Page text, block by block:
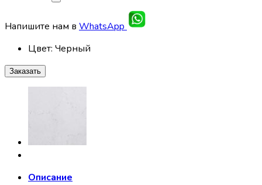
Напишите нам в WhatsApp
Цвет: Черный
Заказать
Описание